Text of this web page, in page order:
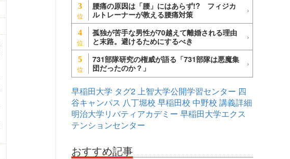
3
腰痛の原因は「腰」にはあらず!? フィジカ
ルトレーナーが教える腰痛対策
4
孤独が苦手な男性が70越えて離婚される理由
と末路。避けるためにするべき
5
731部隊研究の権威が語る「731部隊は悪魔集
団だったのか？」
早稲田大学 タグ2上智大学公開学習センター 四
谷キャンパス 八丁堀校 早稲田校 中野校 講義詳細
明治大学リバティアカデミー 早稲田大学エクス
テンションセンター
おすすめ記事